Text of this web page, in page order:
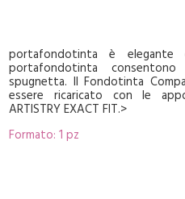
portafondotinta è
portafondotinta
spugnetta. Il Fondotinta
essere ricaricato con le
ARTISTRY EXACT FIT.>
Formato: 1 pz